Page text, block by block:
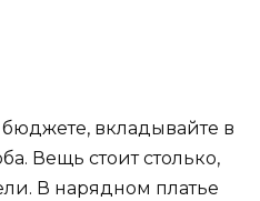
вкладывайте в
Вещь стоит столько,
В нарядном платье